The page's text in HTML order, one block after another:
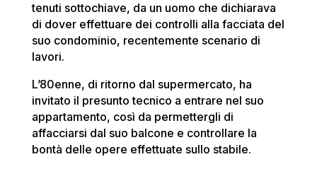
tenuti sottochiave, da un uomo che dichiarava
di dover effettuare dei controlli alla facciata del
suo condominio, recentemente scenario di
lavori.
L’80enne, di ritorno dal supermercato, ha
invitato il presunto tecnico a entrare nel suo
appartamento, così da permettergli di
affacciarsi dal suo balcone e controllare la
bontà delle opere effettuate sullo stabile.